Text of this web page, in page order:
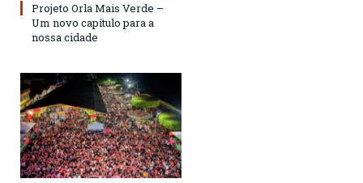
Projeto Orla Mais Verde –
Um novo capítulo para a
nossa cidade